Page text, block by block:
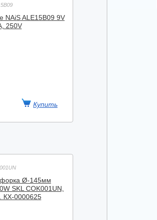
NAiS ALE15B09 9V
250V
Ø-145мм
SKL COK001UN,
КХ-0000625